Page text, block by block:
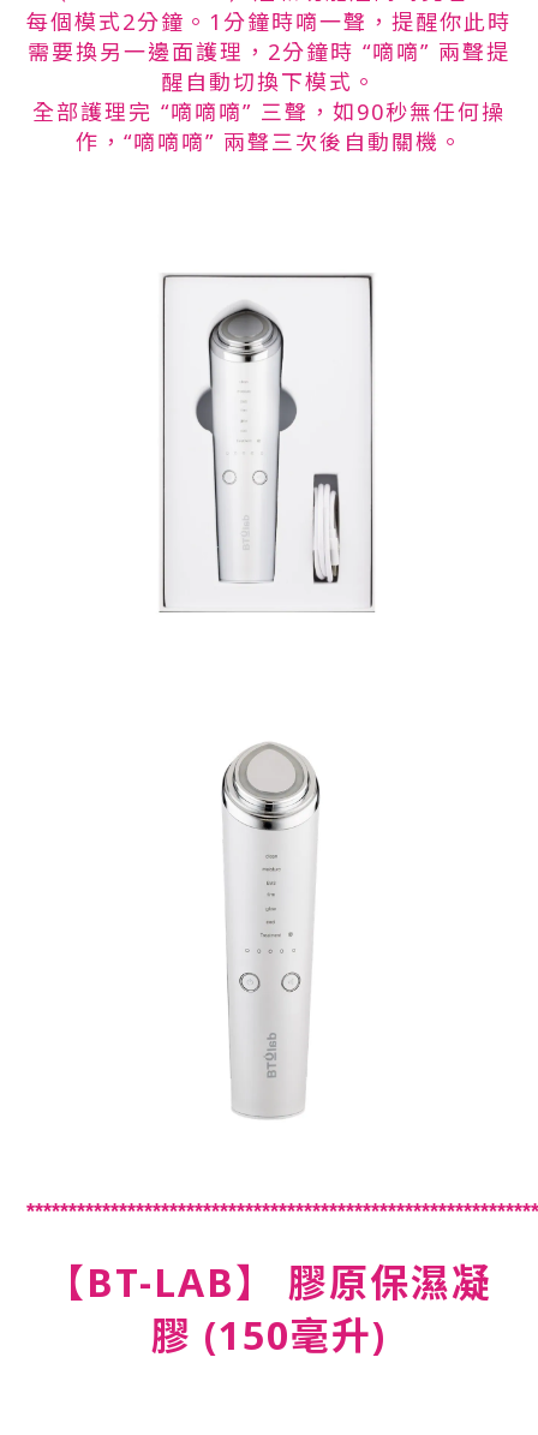
每個模式2分鐘。1分鐘時嘀一聲，提醒你此時
需要換另一邊面護理，2分鐘時 “嘀嘀” 兩聲提
醒自動切換下模式。
全部護理完 “嘀嘀嘀” 三聲，如90秒無任何操
作，“嘀嘀嘀” 兩聲三次後自動關機。
【BT-LAB】 膠原保濕凝
膠 (150毫升)